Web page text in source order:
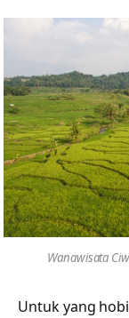
Wanawisata
Untuk yang